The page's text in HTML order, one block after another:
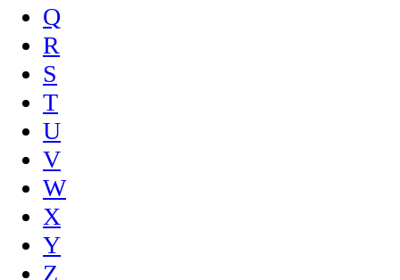
Q
R
S
T
U
V
W
X
Y
Z